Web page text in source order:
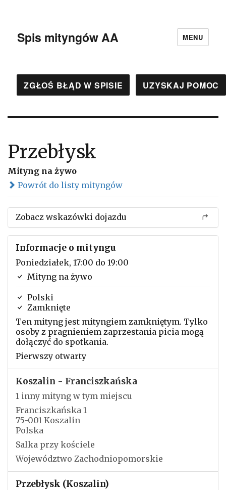
Spis mityngów AA MENU
ZGŁOŚ BŁĄD W SPISIE UZYSKAJ POMOC
Przebłysk
Mityng na żywo
Powrót do listy mityngów
Zobacz wskazówki dojazdu
Informacje o mityngu
Poniedziałek, 17:00 do 19:00
Mityng na żywo
Polski
Zamknięte
Ten mityng jest mityngiem zamkniętym. Tylko
osoby z pragnieniem zaprzestania picia mogą
dołączyć do spotkania.
Pierwszy otwarty
Koszalin - Franciszkańska
1 inny mityng w tym miejscu
Franciszkańska 1
75-001 Koszalin
Polska
Salka przy kościele
Województwo Zachodniopomorskie
Przebłysk (Koszalin)